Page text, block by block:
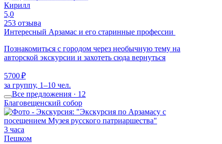
Кирилл
5,0
253 отзыва
Интересный Арзамас и его старинные профессии
Познакомиться с городом через необычную тему на
авторской экскурсии и захотеть сюда вернуться
5700 ₽
за группу, 1–10 чел.
Все предложения · 12
Благовещенский собор
3 часа
Пешком